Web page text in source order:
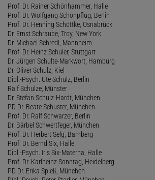
Prof. Dr. Rainer Schönhammer, Halle
Prof. Dr. Wolfgang Schönpflug, Berlin
Prof. Dr. Henning Schöttke, Osnabrück
Dr. Ernst Schraube, Troy, New York
Dr. Michael Schredl, Mannheim
Prof. Dr. Heinz Schuler, Stuttgart
Dr. Jürgen Schulte-Markwort, Hamburg
Dr. Oliver Schulz, Kiel
Dipl.-Psych. Ute Schulz, Berlin
Ralf Schulze, Münster
Dr. Stefan Schulz-Hardt, München
PD Dr. Beate Schuster, München
Prof. Dr. Ralf Schwarzer, Berlin
Dr. Bärbel Schwertfeger, München
Prof. Dr. Herbert Selg, Bamberg
Prof. Dr. Bernd Six, Halle
Dipl.-Psych. Iris Six-Materna, Halle
Prof. Dr. Karlheinz Sonntag, Heidelberg
PD Dr. Erika Spieß, München